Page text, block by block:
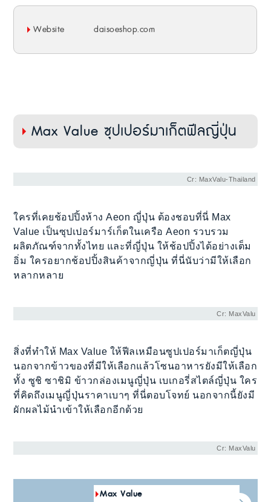
Website daisoeshop.com
Max Value ซุปเปอร์มาเก็ตฟีลญี่ปุ่น
Cr: MaxValu-Thailand
ใครที่เคยช้อปปิ้งห้าง Aeon ญี่ปุ่น ต้องชอบที่นี่ Max
Value เป็นซุปเปอร์มาร์เก็ตในเครือ Aeon รวบรวม
ผลิตภัณฑ์จากทั้งไทย และที่ญี่ปุ่น ให้ช้อปปิ้งได้อย่างเต็ม
อิ่ม ใครอยากช้อปปิ้งสินค้าจากญี่ปุ่น ที่นี่นับว่ามีให้เลือก
หลากหลาย
Cr: MaxValu
สิ่งที่ทำให้ Max Value ให้ฟีลเหมือนซูปเปอร์มาเก็ตญี่ปุ่น
นอกจากข้าวของที่มีให้เลือกแล้วโซนอาหารยังมีให้เลือก
ทั้ง ซูชิ ซาชิมิ ข้าวกล่องเมนูญี่ปุ่น เบเกอรี่สไตล์ญี่ปุ่น ใคร
ที่คิดถึงเมนูญี่ปุ่นราคาเบาๆ ที่นี่ตอบโจทย์ นอกจากนี้ยังมี
ผักผลไม้นำเข้าให้เลือกอีกด้วย
Cr: MaxValu
Max Value